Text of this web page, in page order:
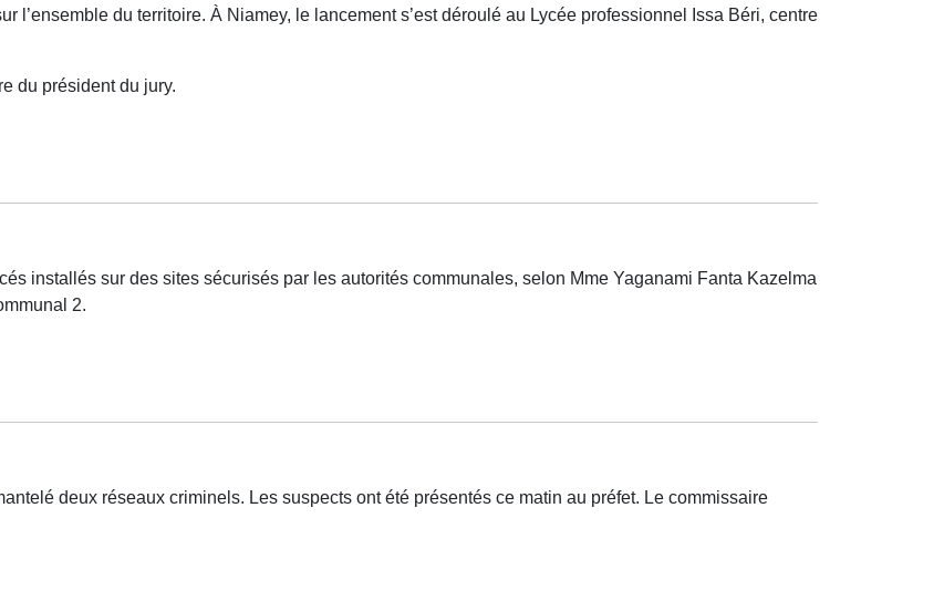
l’ensemble du territoire. À Niamey, le lancement s’est déroulé au Lycée professionnel Issa Béri, centre
du président du jury.
installés sur des sites sécurisés par les autorités communales, selon Mme Yaganami Fanta Kazelma
2.
deux réseaux criminels. Les suspects ont été présentés ce matin au préfet. Le commissaire